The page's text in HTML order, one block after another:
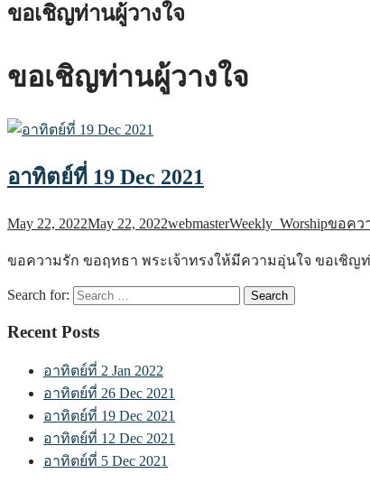
ขอเชิญท่านผู้วางใจ
ขอเชิญท่านผู้วางใจ
อาทิตย์ที่ 19 Dec 2021
May 22, 2022May 22, 2022webmasterWeekly_Worshipขอคว
ขอความรัก ขอฤทธา พระเจ้าทรงให้มีความอุ่นใจ ขอเชิญ
Search for:
Recent Posts
อาทิตย์ที่ 2 Jan 2022
อาทิตย์ที่ 26 Dec 2021
อาทิตย์ที่ 19 Dec 2021
อาทิตย์ที่ 12 Dec 2021
อาทิตย์ที่ 5 Dec 2021